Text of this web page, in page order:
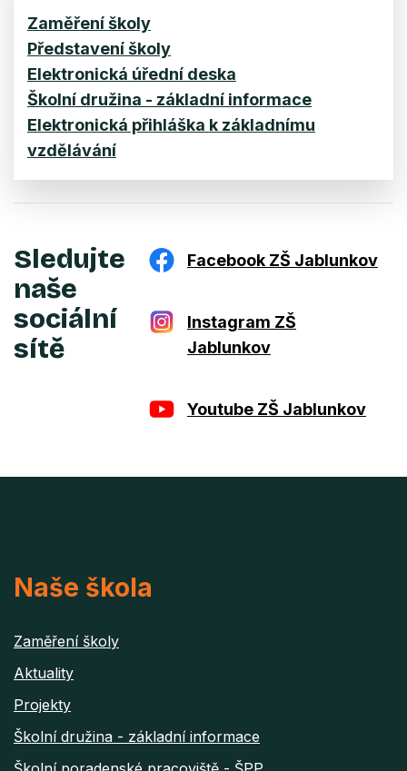
Zaměření školy
Představení školy
Elektronická úřední deska
Školní družina - základní informace
Elektronická přihláška k základnímu
vzdělávání
Sledujte
naše
sociální
sítě
Facebook ZŠ Jablunkov
Instagram ZŠ
Jablunkov
Youtube ZŠ Jablunkov
Naše škola
Zaměření školy
Aktuality
Projekty
Školní družina - základní informace